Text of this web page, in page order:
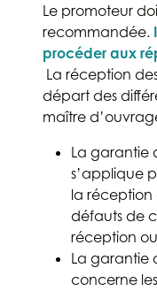
Le promoteur
recommandée.
procéder aux
La récep­tion
départ des
maître
La garantie
s’applique
la réception
défauts de
réception
La garantie
concerne